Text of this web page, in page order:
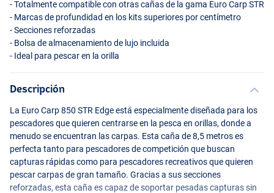
- Totalmente compatible con otras cañas de la gama Euro CarpSTR
- Marcas de profundidad en los kits superiores por centímetro
- Secciones reforzadas
- Bolsa de almacenamiento de lujo incluida
- Ideal para pescar en la orilla
Descripción
La Euro Carp 850 STR Edge está especialmente diseñada para los
pescadores que quieren centrarse en la pesca en orillas, donde a
menudo se encuentran las carpas. Esta caña de 8,5 metros es
perfecta tanto para pescadores de competición que buscan
capturas rápidas como para pescadores recreativos que quieren
pescar carpas de gran tamaño. Gracias a sus secciones
reforzadas, esta caña es capaz de soportar pesadas capturas sin